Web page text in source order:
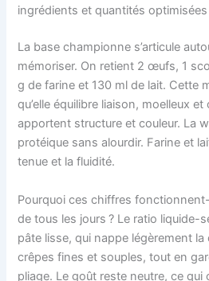
ingrédients et quantités optimisées
La base championne s’articule
mémoriser. On retient 2 œufs, 1
g de farine et 130 ml de lait. Cette
qu’elle équilibre liaison, moelleux
apportent structure et couleur. La
protéique sans alourdir. Farine et
tenue et la fluidité.
Pourquoi ces chiffres
de tous les jours ? Le ratio liquide-
pâte lisse, qui nappe légèrement la
crêpes fines et souples, tout en
pliage. Le goût reste neutre, ce qui